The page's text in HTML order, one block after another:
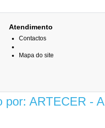
Atendimento
Contactos
Mapa do site
por: ARTECER -